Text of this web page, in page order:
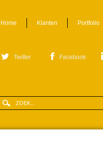
Home Klanten Portfolio
Twitter Facebook
Zoeken